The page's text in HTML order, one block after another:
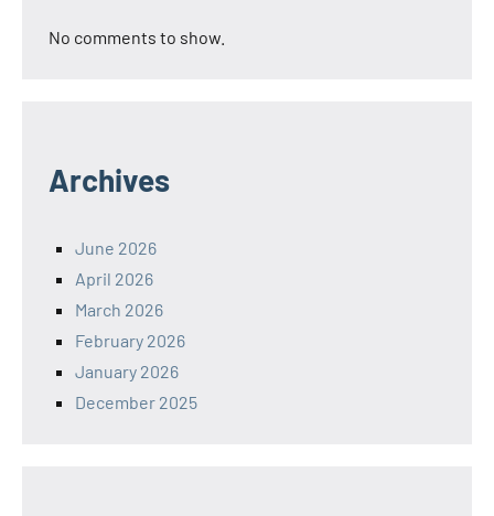
No comments to show.
Archives
June 2026
April 2026
March 2026
February 2026
January 2026
December 2025